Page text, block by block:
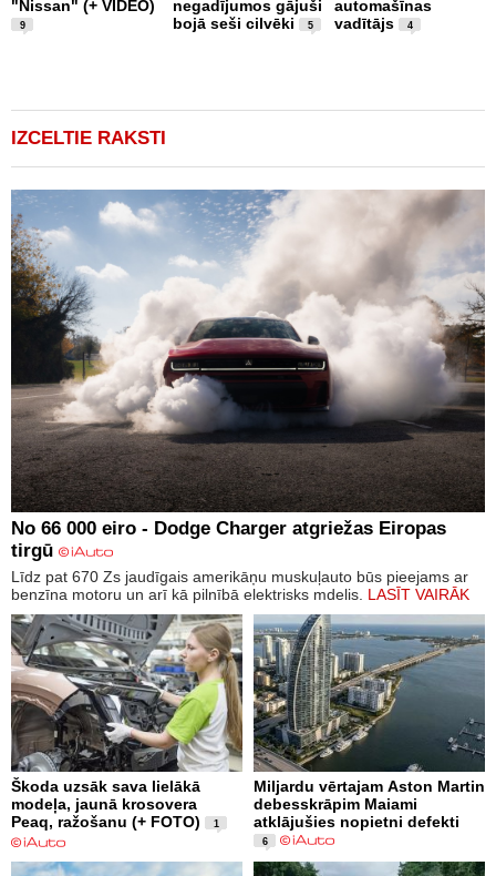
"Nissan" (+ VIDEO)
9
negadījumos gājuši
bojā seši cilvēki
5
automašīnas
vadītājs
4
IZCELTIE RAKSTI
No 66 000 eiro - Dodge Charger atgriežas Eiropas
tirgū
Līdz pat 670 Zs jaudīgais amerikāņu muskuļauto būs pieejams ar
benzīna motoru un arī kā pilnībā elektrisks mdelis. LASĪT VAIRĀK
Škoda uzsāk sava lielākā
modeļa, jaunā krosovera
Peaq, ražošanu (+ FOTO)
1
Miljardu vērtajam Aston Martin
debesskrāpim Maiami
atklājušies nopietni defekti
6